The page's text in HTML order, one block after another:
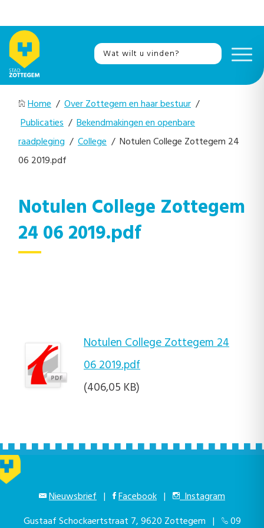
Home / Over Zottegem en haar bestuur /
Publicaties / Bekendmakingen en openbare
raadpleging / College / Notulen College Zottegem 24
06 2019.pdf
Notulen College Zottegem
24 06 2019.pdf
Notulen College Zottegem 24
06 2019.pdf
(406,05 KB)
Nieuwsbrief | Facebook |
Instagram
Gustaaf Schockaertstraat 7, 9620 Zottegem |
09